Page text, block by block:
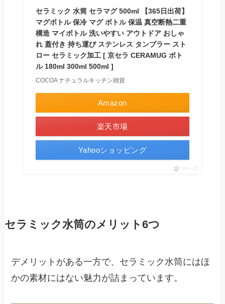
セラミック 水筒 セラマグ 500ml 【365日出荷】
マグボトル 保冷 マグ ボトル 保温 真空断熱二重
構造 マイボトル 洗いやすい アウトドア おしゃ
れ 蓋付き 持ち運び ステンレス タンブラー スト
ロー セラミック加工 [ 京セラ CERAMUG ボト
ル 180ml 300ml 500ml ]
COCOA ナチュラルキッチン雑貨
Amazon
楽天市場
Yahooショッピング
ポチップ
セラミック水筒のメリット6つ
デメリットがある一方で、セラミック水筒にはほ
かの素材にはない魅力が詰まっています。